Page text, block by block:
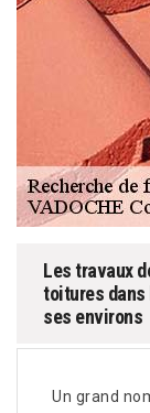
Les travaux
toitures dans
ses environs
Un grand